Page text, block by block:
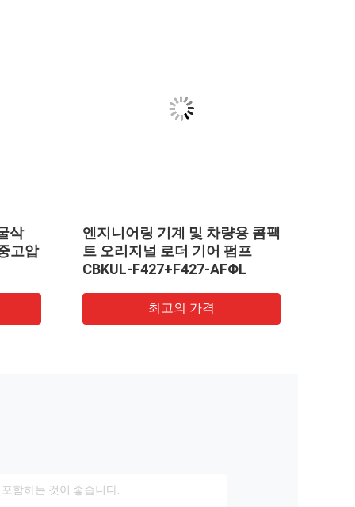
삭
고압
엔지니어링 기계 및 차량용 콤팩
트 오리지널 로더 기어 펌프
CBKUL-F427+F427-AFΦL
최고의 가격